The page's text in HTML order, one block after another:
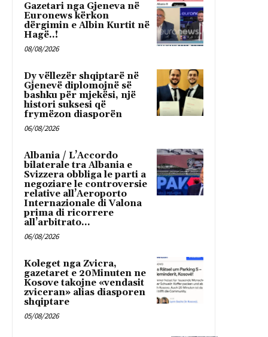
Gazetari nga Gjeneva në
Euronews kërkon
dërgimin e Albin Kurtit në
Hagë..!
08/08/2026
Dy vëllezër shqiptarë në
Gjenevë diplomojnë së
bashku për mjekësi, një
histori suksesi që
frymëzon diasporën
06/08/2026
Albania / L’Accordo
bilaterale tra Albania e
Svizzera obbliga le parti a
negoziare le controversie
relative all’Aeroporto
Internazionale di Valona
prima di ricorrere
all’arbitrato...
06/08/2026
Koleget nga Zvicra,
gazetaret e 20Minuten ne
Kosove takojne «vendasit
zviceran» alias diasporen
shqiptare
05/08/2026